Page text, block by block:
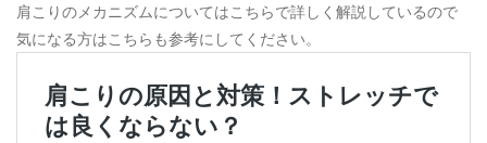
肩こりのメカニズムについてはこちらで詳しく解説しているので
気になる方はこちらも参考にしてください。